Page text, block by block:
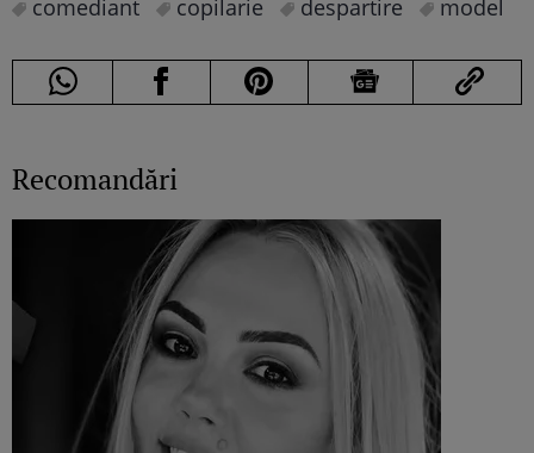
comediant copilarie despartire model
Recomandări